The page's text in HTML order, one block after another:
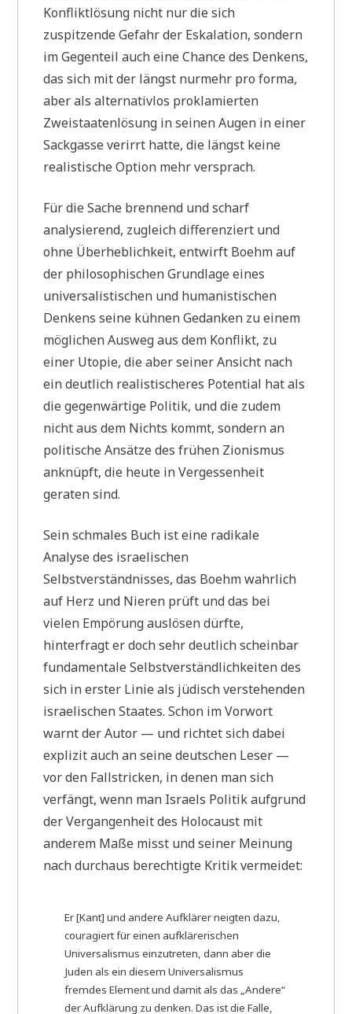
Konfliktlösung nicht nur die sich
zuspitzende Gefahr der Eskalation, sondern
im Gegenteil auch eine Chance des Denkens,
das sich mit der längst nurmehr pro forma,
aber als alternativlos proklamierten
Zweistaatenlösung in seinen Augen in einer
Sackgasse verirrt hatte, die längst keine
realistische Option mehr versprach.
Für die Sache brennend und scharf
analysierend, zugleich differenziert und
ohne Überheblichkeit, entwirft Boehm auf
der philosophischen Grundlage eines
universalistischen und humanistischen
Denkens seine kühnen Gedanken zu einem
möglichen Ausweg aus dem Konflikt, zu
einer Utopie, die aber seiner Ansicht nach
ein deutlich realistischeres Potential hat als
die gegenwärtige Politik, und die zudem
nicht aus dem Nichts kommt, sondern an
politische Ansätze des frühen Zionismus
anknüpft, die heute in Vergessenheit
geraten sind.
Sein schmales Buch ist eine radikale
Analyse des israelischen
Selbstverständnisses, das Boehm wahrlich
auf Herz und Nieren prüft und das bei
vielen Empörung auslösen dürfte,
hinterfragt er doch sehr deutlich scheinbar
fundamentale Selbstverständlichkeiten des
sich in erster Linie als jüdisch verstehenden
israelischen Staates. Schon im Vorwort
warnt der Autor — und richtet sich dabei
explizit auch an seine deutschen Leser —
vor den Fallstricken, in denen man sich
verfängt, wenn man Israels Politik aufgrund
der Vergangenheit des Holocaust mit
anderem Maße misst und seiner Meinung
nach durchaus berechtigte Kritik vermeidet:
Er [Kant] und andere Aufklärer neigten dazu,
couragiert für einen aufklärerischen
Universalismus einzutreten, dann aber die
Juden als ein diesem Universalismus
fremdes Element und damit als das „Andere“
der Aufklärung zu denken. Das ist die Falle,